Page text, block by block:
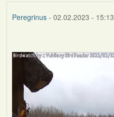
Peregrinus- 02.02.2023 - 15:13